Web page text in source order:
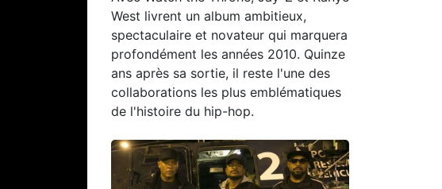
West livrent un album ambitieux,
spectaculaire et novateur qui marquera
profondément les années 2010. Quinze
ans après sa sortie, il reste l'une des
collaborations les plus emblématiques
de l'histoire du hip-hop.